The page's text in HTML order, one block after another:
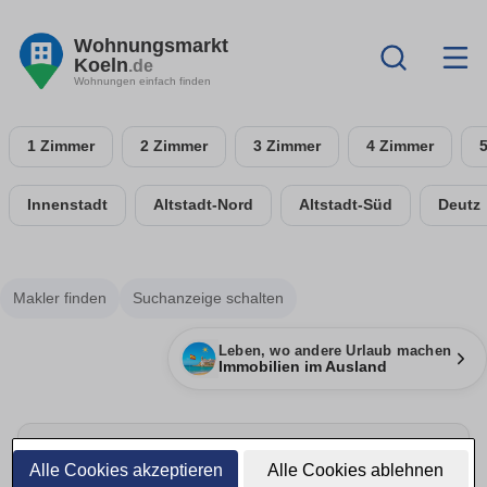
Alle Cookies akzeptieren Alle Cookies ablehnen
Wohnungsmarkt
Koeln.de
Wohnungen einfach finden
1 Zimmer 2 Zimmer 3 Zimmer 4 Zimmer
Innenstadt Altstadt-Nord Altstadt-Süd Deutz
Makler finden Suchanzeige schalten
Leben, wo andere Urlaub machen
Immobilien im Ausland
Energie sparen & Anbieter vergleichen